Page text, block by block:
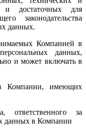
и достаточных для
законодательства
данных.
Компанией в
данных,
и может включать в
Компании, имеющих
ответственного за
данных в Компании